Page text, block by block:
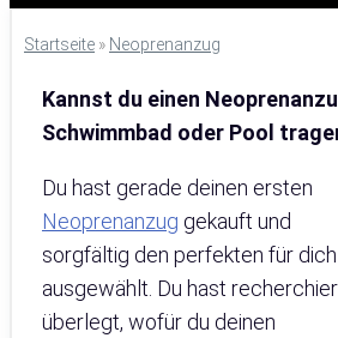
Startseite » Neoprenanzug
Kannst du einen
Schwimmbad oder Pool
Du hast gerade deinen ersten
Neoprenanzug gekauft und
sorgfältig den perfekten für dich
ausgewählt. Du hast
überlegt, wofür du deinen